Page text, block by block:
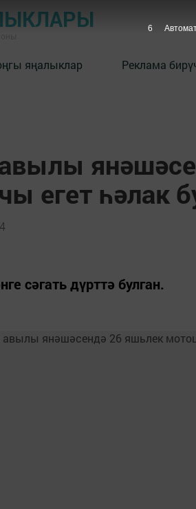
яңалыклар Реклама
егет һәлак
сәгать дүрттә булган.
5